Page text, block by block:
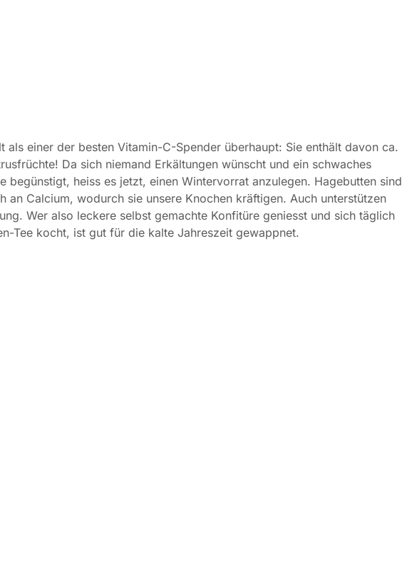
als einer der besten Vitamin-C-Spender überhaupt: Sie enthält davon ca.
Da sich niemand Erkältungen wünscht und ein schwaches
begünstigt, heiss es jetzt, einen Wintervorrat anzulegen. Hagebutten sind
an Calcium, wodurch sie unsere Knochen kräftigen. Auch unterstützen
Wer also leckere selbst gemachte Konfitüre geniesst und sich täglich
Tee kocht, ist gut für die kalte Jahreszeit gewappnet.